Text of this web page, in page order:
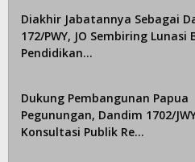
Diakhir Jabatannya Sebagai
172/PWY, JO Sembiring Lunasi
Pendidikan…
Dukung Pembangunan Papua
Pegunungan, Dandim 1702/
Konsultasi Publik Re…